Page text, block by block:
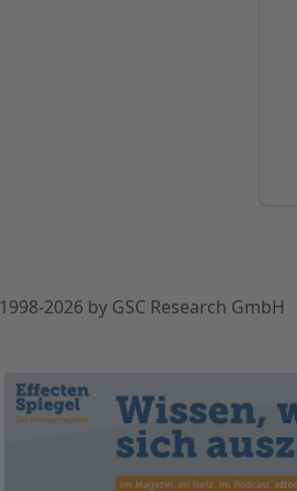
2026by GSC Research GmbH